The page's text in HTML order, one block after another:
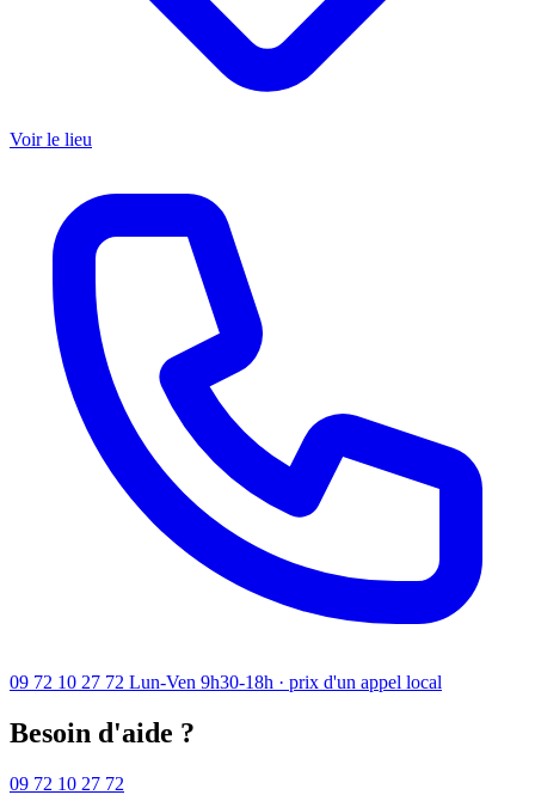
Voir le lieu
09 72 10 27 72 Lun-Ven 9h30-18h · prix d'un appel local
Besoin d'aide ?
09 72 10 27 72